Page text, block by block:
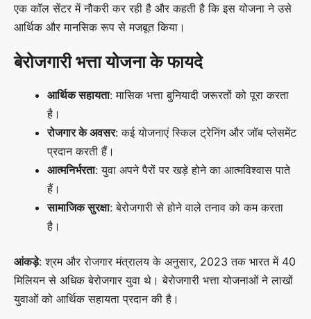
एक कॉल सेंटर में नौकरी कर रही है और कहती है कि इस योजना ने उसे
आर्थिक और मानसिक रूप से मजबूत किया।
बेरोजगारी भत्ता योजना के फायदे
आर्थिक सहायता: मासिक भत्ता बुनियादी जरूरतों को पूरा करता
है।
रोजगार के अवसर: कई योजनाएं स्किल ट्रेनिंग और जॉब प्लेसमेंट
प्रदान करती हैं।
आत्मनिर्भरता: युवा अपने पैरों पर खड़े होने का आत्मविश्वास पाते
हैं।
सामाजिक सुरक्षा: बेरोजगारी से होने वाले तनाव को कम करता
है।
आंकड़े: श्रम और रोजगार मंत्रालय के अनुसार, 2023 तक भारत में 40
मिलियन से अधिक बेरोजगार युवा थे। बेरोजगारी भत्ता योजनाओं ने लाखों
युवाओं को आर्थिक सहायता प्रदान की है।